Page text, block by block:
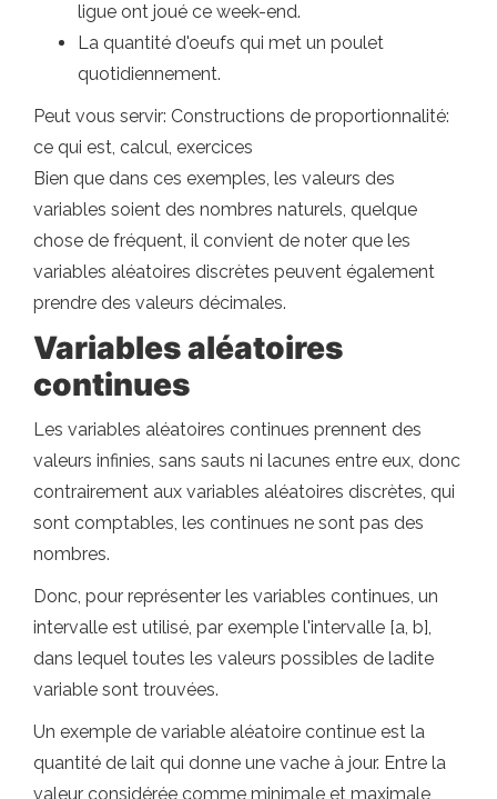
ligue ont joué ce week-end.
La quantité d'oeufs qui met un poulet
quotidiennement.
Peut vous servir: Constructions de proportionnalité:
ce qui est, calcul, exercices
Bien que dans ces exemples, les valeurs des
variables soient des nombres naturels, quelque
chose de fréquent, il convient de noter que les
variables aléatoires discrètes peuvent également
prendre des valeurs décimales.
Variables aléatoires
continues
Les variables aléatoires continues prennent des
valeurs infinies, sans sauts ni lacunes entre eux, donc
contrairement aux variables aléatoires discrètes, qui
sont comptables, les continues ne sont pas des
nombres.
Donc, pour représenter les variables continues, un
intervalle est utilisé, par exemple l'intervalle [a, b],
dans lequel toutes les valeurs possibles de ladite
variable sont trouvées.
Un exemple de variable aléatoire continue est la
quantité de lait qui donne une vache à jour. Entre la
valeur considérée comme minimale et maximale,